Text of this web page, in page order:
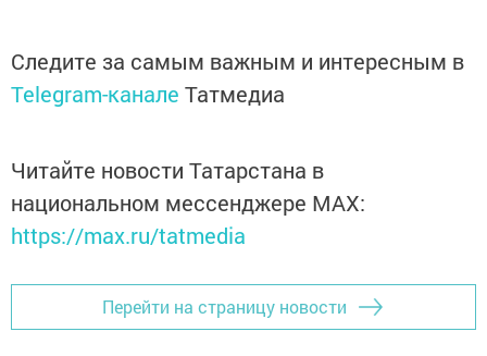
Следите за самым важным и интересным в
Telegram-канале Татмедиа
Читайте новости Татарстана в
национальном мессенджере MАХ:
https://max.ru/tatmedia
Перейти на страницу новости